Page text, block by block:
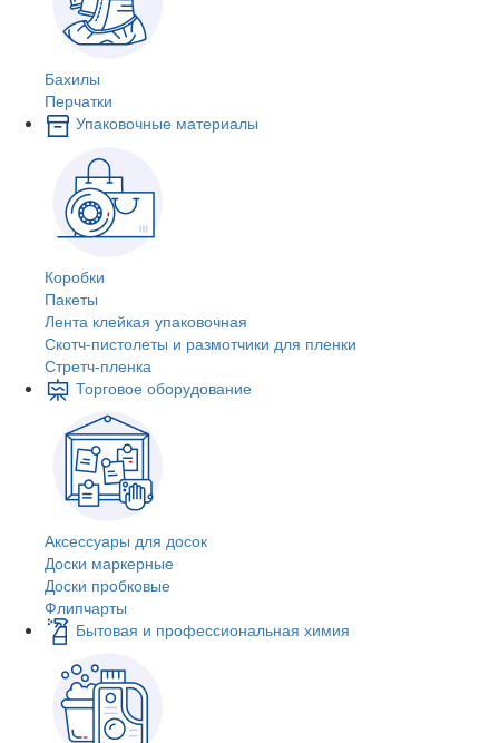
Бахилы
Перчатки
Упаковочные материалы
Коробки
Пакеты
Лента клейкая упаковочная
Скотч-пистолеты и размотчики для пленки
Стретч-пленка
Торговое оборудование
Аксессуары для досок
Доски маркерные
Доски пробковые
Флипчарты
Бытовая и профессиональная химия